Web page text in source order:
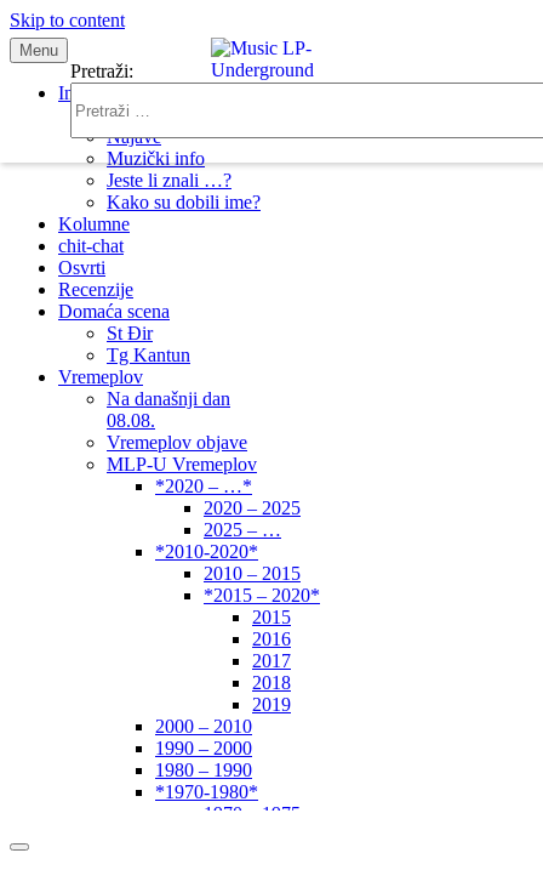
Skip to content
samo muzika i …..
Menu
Info
Novosti
Najave
Muzički info
Jeste li znali …?
Kako su dobili ime?
Kolumne
chit-chat
Osvrti
Recenzije
Domaća scena
St Đir
Tg Kantun
Vremeplov
Na današnji dan
08.08.
Vremeplov objave
MLP-U Vremeplov
*2020 – …*
2020 – 2025
2025 – …
*2010-2020*
2010 – 2015
*2015 – 2020*
2015
2016
2017
2018
2019
2000 – 2010
1990 – 2000
1980 – 1990
*1970-1980*
1970 – 1975
Pretraži: